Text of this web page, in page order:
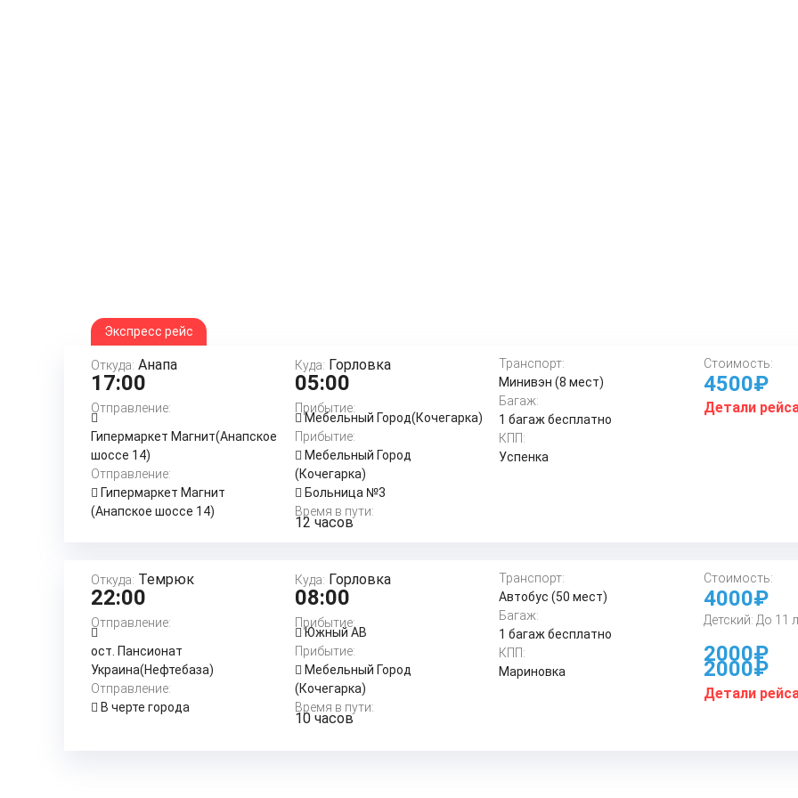
Экспресс рейс
Откуда: Анапа
17:00
Отправление:
Гипермаркет Магнит(Анапское
шоссе 14)
Отправление:
Гипермаркет Магнит
(Анапское шоссе 14)
Куда: Горловка
05:00
Прибытие:
Мебельный Город(Кочегарка)
Прибытие:
Мебельный Город
(Кочегарка)
Больница №3
Время в пути:
12 часов
Транспорт:
Минивэн (8 мест)
Багаж:
1 багаж бесплатно
КПП:
Успенка
Стоимость:
4500₽
Детали
Откуда: Темрюк
22:00
Отправление:
ост. Пансионат
Украина(Нефтебаза)
Отправление:
В черте города
Куда: Горловка
08:00
Прибытие:
Южный АВ
Прибытие:
Мебельный Город
(Кочегарка)
Время в пути:
10 часов
Транспорт:
Автобус (50 мест)
Багаж:
1 багаж бесплатно
КПП:
Мариновка
Стоимость:
4000₽
Детский: До 11
2000₽
2000₽
Детали